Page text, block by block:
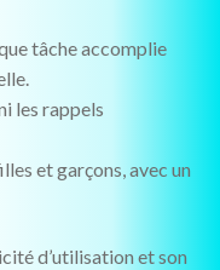
tâche accomplie
les rappels
et garçons, avec un
d’utilisation et son